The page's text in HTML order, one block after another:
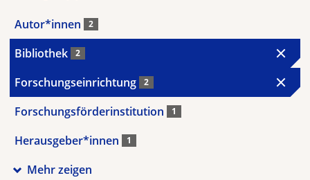
Autor*innen 2
Bibliothek 2
Forschungseinrichtung 2
Forschungsförderinstitution 1
Herausgeber*innen 1
Mehr zeigen